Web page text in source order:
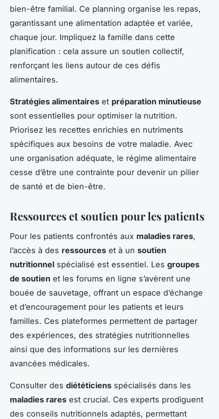
bien-être familial. Ce planning organise les repas,
garantissant une alimentation adaptée et variée,
chaque jour. Impliquez la famille dans cette
planification : cela assure un soutien collectif,
renforçant les liens autour de ces défis
alimentaires.
Stratégies alimentaires et préparation minutieuse
sont essentielles pour optimiser la nutrition.
Priorisez les recettes enrichies en nutriments
spécifiques aux besoins de votre maladie. Avec
une organisation adéquate, le régime alimentaire
cesse d’être une contrainte pour devenir un pilier
de santé et de bien-être.
Ressources et soutien pour les patients
Pour les patients confrontés aux maladies rares,
l’accès à des ressources et à un soutien
nutritionnel spécialisé est essentiel. Les groupes
de soutien et les forums en ligne s’avèrent une
bouée de sauvetage, offrant un espace d’échange
et d’encouragement pour les patients et leurs
familles. Ces plateformes permettent de partager
des expériences, des stratégies nutritionnelles
ainsi que des informations sur les dernières
avancées médicales.
Consulter des diététiciens spécialisés dans les
maladies rares est crucial. Ces experts prodiguent
des conseils nutritionnels adaptés, permettant